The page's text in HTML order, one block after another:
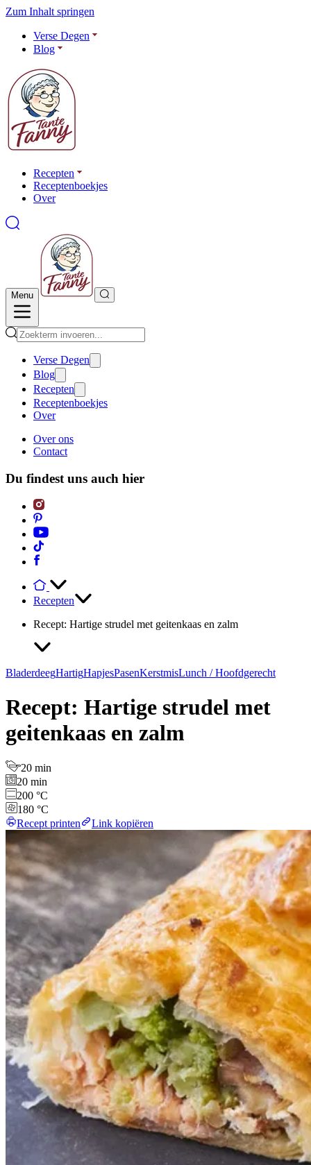
Zum Inhalt springen
Verse Degen
Blog
Recepten
Receptenboekjes
Over
Menu
Verse Degen
Blog
Recepten
Receptenboekjes
Over
Over ons
Contact
Du findest uns auch hier
Recepten
Recept: Hartige strudel met geitenkaas en zalm
BladerdeegHartigHapjesPasenKerstmisLunch / Hoofdgerecht
Recept: Hartige strudel met
geitenkaas en zalm
20 min
20 min
200 °C
180 °C
Recept printen
Link kopiëren